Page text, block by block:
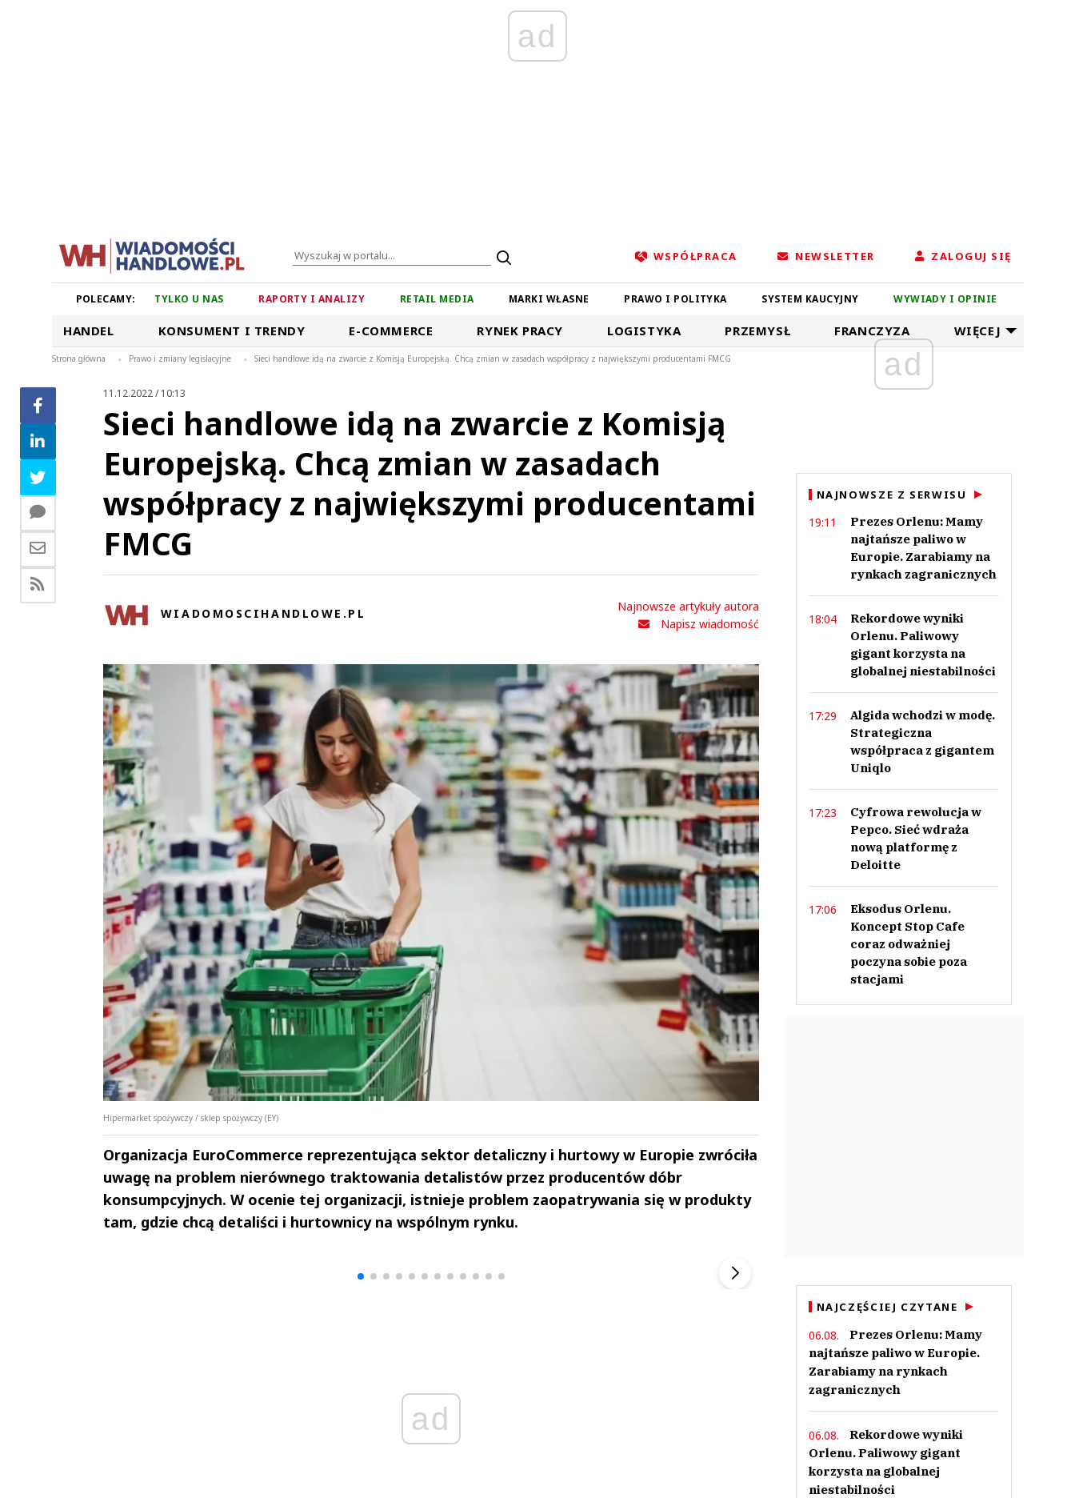
ad
WSPÓŁPRACA NEWSLETTER ZALOGUJ SIĘ
POLECAMY: TYLKO U NAS RAPORTY I ANALIZY RETAIL MEDIA MARKI WŁASNE PRAWO I POLITYKA SYSTEM KAUCYJNY WYWIADY I OPINIE
HANDEL KONSUMENT I TRENDY E-COMMERCE RYNEK PRACY LOGISTYKA PRZEMYSŁ FRANCZYZA WIĘCEJ
Strona główna > Prawo i zmiany legislacyjne > Sieci handlowe idą na zwarcie z Komisją Europejską. Chcą zmian w zasadach współpracy z największymi producentami FMCG
11.12.2022 / 10:13
Sieci handlowe idą na zwarcie z Komisją
Europejską. Chcą zmian w zasadach
współpracy z największymi producentami
FMCG
WIADOMOSCIHANDLOWE.PL
Najnowsze artykuły autora
Napisz wiadomość
Hipermarket spożywczy / sklep spożywczy (EY)
Organizacja EuroCommerce reprezentująca sektor detaliczny i hurtowy w Europie zwróciła
uwagę na problem nierównego traktowania detalistów przez producentów dóbr
konsumpcyjnych. W ocenie tej organizacji, istnieje problem zaopatrywania się w produkty
tam, gdzie chcą detaliści i hurtownicy na wspólnym rynku.
ad
Andrzej i Marta
Marta i Andrzej
ad
NAJNOWSZE Z SERWISU
19:11
Prezes Orlenu: Mamy
najtańsze paliwo w
Europie. Zarabiamy na
rynkach zagranicznych
18:04
Rekordowe wyniki
Orlenu. Paliwowy
gigant korzysta na
globalnej niestabilności
17:29
Algida wchodzi w modę.
Strategiczna
współpraca z gigantem
Uniqlo
17:23
Cyfrowa rewolucja w
Pepco. Sieć wdraża
nową platformę z
Deloitte
17:06
Eksodus Orlenu.
Koncept Stop Cafe
coraz odważniej
poczyna sobie poza
stacjami
NAJCZĘŚCIEJ CZYTANE
06.08.
Prezes Orlenu: Mamy
najtańsze paliwo w Europie.
Zarabiamy na rynkach
zagranicznych
06.08.
Rekordowe wyniki
Orlenu. Paliwowy gigant
korzysta na globalnej
niestabilności